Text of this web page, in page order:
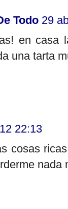
Todo 29
en casa
una tarta
22:13
cosas
nada